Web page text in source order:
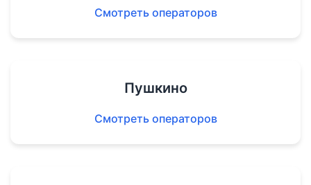
Смотреть операторов
Пушкино
Смотреть операторов